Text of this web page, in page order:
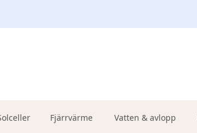
Fjärrvärme Vatten & avlopp